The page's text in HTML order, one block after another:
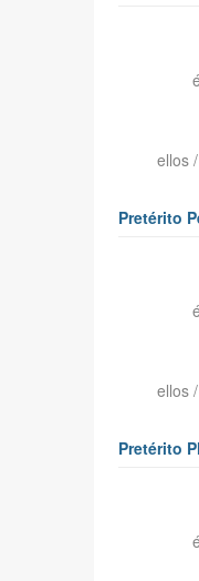
ellos
Pretérito
ellos
Pretérito